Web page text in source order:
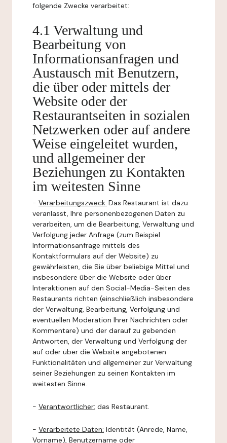
folgende Zwecke verarbeitet:
4.1 Verwaltung und
Bearbeitung von
Informationsanfragen und
Austausch mit Benutzern,
die über oder mittels der
Website oder der
Restaurantseiten in sozialen
Netzwerken oder auf andere
Weise eingeleitet wurden,
und allgemeiner der
Beziehungen zu Kontakten
im weitesten Sinne
- Verarbeitungszweck: Das Restaurant ist dazu
veranlasst, Ihre personenbezogenen Daten zu
verarbeiten, um die Bearbeitung, Verwaltung und
Verfolgung jeder Anfrage (zum Beispiel
Informationsanfrage mittels des
Kontaktformulars auf der Website) zu
gewährleisten, die Sie über beliebige Mittel und
insbesondere über die Website oder über
Interaktionen auf den Social-Media-Seiten des
Restaurants richten (einschließlich insbesondere
der Verwaltung, Bearbeitung, Verfolgung und
eventuellen Moderation Ihrer Nachrichten oder
Kommentare) und der darauf zu gebenden
Antworten, der Verwaltung und Verfolgung der
auf oder über die Website angebotenen
Funktionalitäten und allgemeiner zur Verwaltung
seiner Beziehungen zu seinen Kontakten im
weitesten Sinne.
- Verantwortlicher: das Restaurant.
- Verarbeitete Daten: Identität (Anrede, Name,
Vorname), Benutzername oder